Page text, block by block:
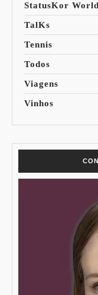
StatusKor World
TalKs
Tennis
Todos
Viagens
Vinhos